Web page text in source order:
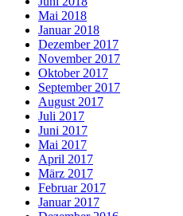
Mai 2018
Januar 2018
Dezember 2017
November 2017
Oktober 2017
September 2017
August 2017
Juli 2017
Juni 2017
Mai 2017
April 2017
März 2017
Februar 2017
Januar 2017